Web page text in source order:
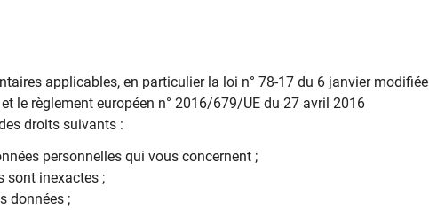
applicables, en particulier la loi n° 78-17 du 6 janvier modifiée
le règlement européen n° 2016/679/UE du 27 avril 2016
droits suivants :
personnelles qui vous concernent ;
sont inexactes ;
données ;